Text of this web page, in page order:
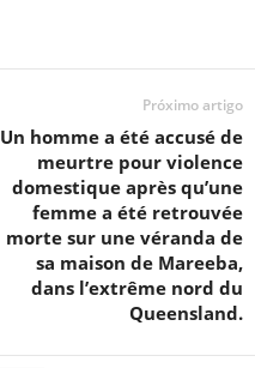
Próximo artigo
Un homme a été accusé de
meurtre pour violence
domestique après qu’une
femme a été retrouvée
morte sur une véranda de
sa maison de Mareeba,
dans l’extrême nord du
Queensland.